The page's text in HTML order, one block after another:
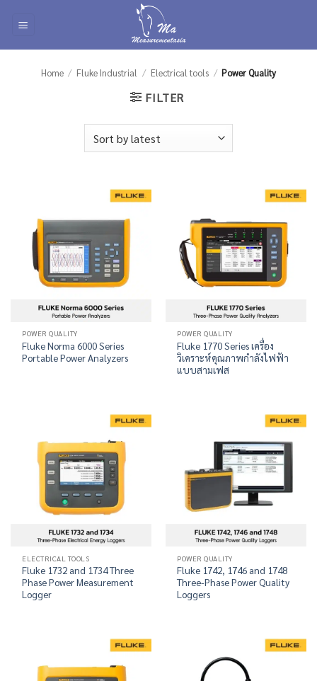
Home / Fluke Industrial / Electrical tools / Power Quality
FILTER
POWER QUALITY
Fluke Norma 6000 Series
Portable Power Analyzers
POWER QUALITY
Fluke 1770 Series เครื่อง
วิเคราะห์คุณภาพกำลังไฟฟ้า
แบบสามเฟส
ELECTRICAL TOOLS
Fluke 1732 and 1734 Three
Phase Power Measurement
Logger
POWER QUALITY
Fluke 1742, 1746 and 1748
Three-Phase Power Quality
Loggers